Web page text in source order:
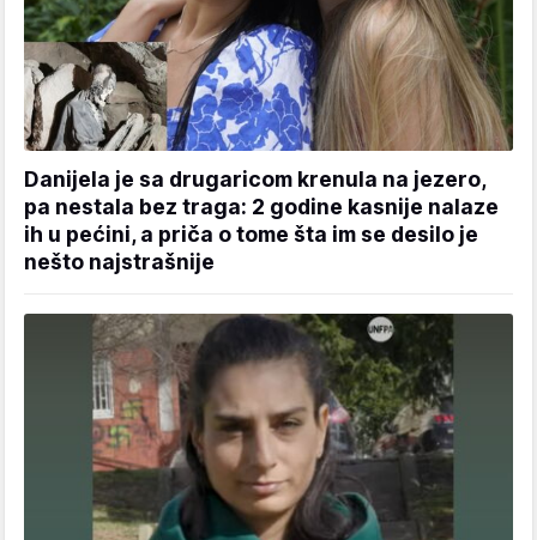
Danijela je sa drugaricom krenula na jezero,
pa nestala bez traga: 2 godine kasnije nalaze
ih u pećini, a priča o tome šta im se desilo je
nešto najstrašnije